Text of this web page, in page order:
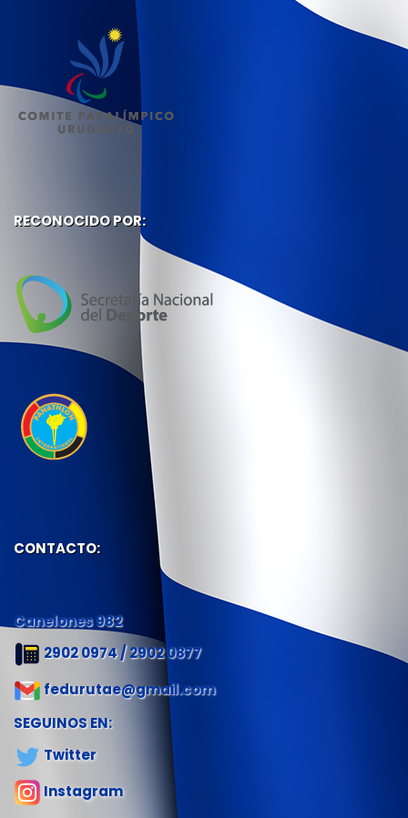
RECONOCIDO POR:
CONTACTO:
Canelones 982
2902 0974 / 2902 0877
fedurutae@gmail.com
SEGUINOS EN:
Twitter
Instagram